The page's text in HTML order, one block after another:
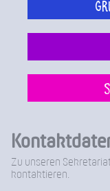
Zu unseren
kontaktieren.